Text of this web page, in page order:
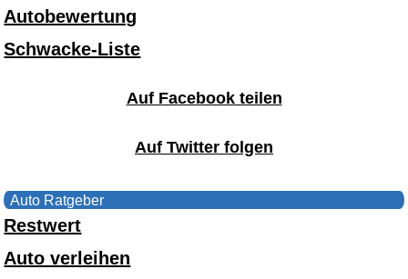
Autobewertung
Schwacke-Liste
Auf Facebook teilen
Auf Twitter folgen
Auto Ratgeber
Restwert
Auto verleihen